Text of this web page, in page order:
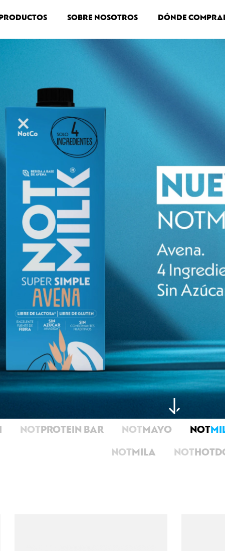
PRODUCTOS SOBRE NOSOTROS DÓNDE
NOT PROTEIN BAR NOT MAYO NOT
NOT MILA NOT